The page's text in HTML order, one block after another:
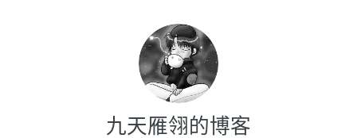
九天雁翎的博客